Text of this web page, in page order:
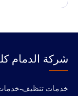
‭‬شركة الدمام
خدمات تنظيف-